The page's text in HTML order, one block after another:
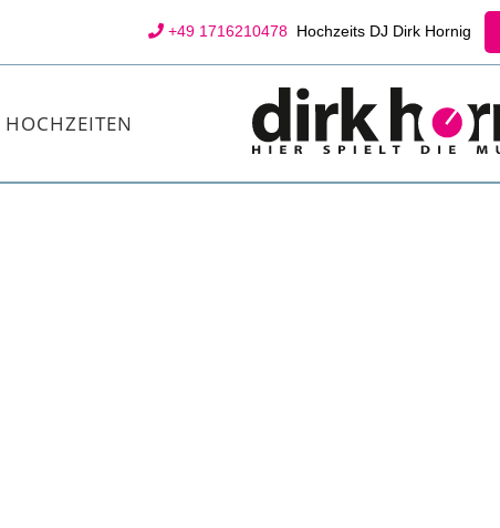
+49 1716210478 Hochzeits DJ Dirk Hornig
HOCHZEITEN